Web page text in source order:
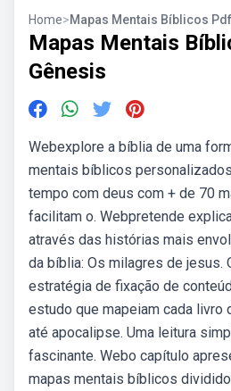
Home>Mapas Mentais Bíblicos
Mapas Mentais
Gênesis
Webexplore a bíblia de uma
mentais bíblicos
tempo com deus com + de 70
facilitam o. Webpretende
através das histórias mais
da bíblia: Os milagres de jesus.
estratégia de fixação de
estudo que mapeiam cada livro
até apocalipse. Uma leitura
fascinante. Webo capítulo
mapas mentais bíblicos